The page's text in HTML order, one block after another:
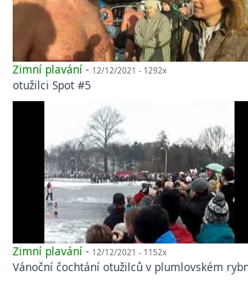
Zimní plavání - 12/12/2021 - 1292x
otužilci Spot #5
Zimní plavání - 12/12/2021 - 1152x
Vánoční čochtání otužilců v plumlovském